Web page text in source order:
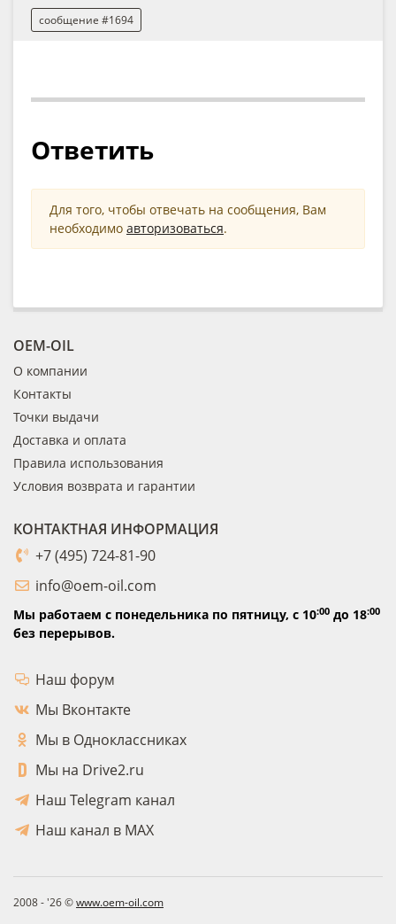
сообщение #1694
Ответить
Для того, чтобы отвечать на сообщения, Вам
необходимо авторизоваться.
OEM-OIL
О компании
Контакты
Точки выдачи
Доставка и оплата
Правила использования
Условия возврата и гарантии
КОНТАКТНАЯ ИНФОРМАЦИЯ
+7 (495) 724-81-90
info@oem-oil.com
Мы работаем с понедельника по пятницу, с 10:00 до 18:00
без перерывов.
Наш форум
Мы Вконтакте
Мы в Одноклассниках
Мы на Drive2.ru
Наш Telegram канал
Наш канал в MAX
2008 - '26 ©www.oem-oil.com